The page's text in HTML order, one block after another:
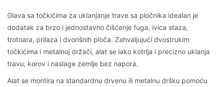
Glava sa točkićima za uklanjanje trave sa pločnika idealan je
dodatak za brzo i jednostavno čišćenje fuga, ivica staza,
trotoara, prilaza i dvorišnih ploča. Zahvaljujući dvostrukim
točkićima i metalnoj držači, alat se lako kotrlja i precizno uklanja
travu, korov i naslage zemlje bez napora.
Alat se montira na standardnu drvenu ili metalnu dršku pomoću